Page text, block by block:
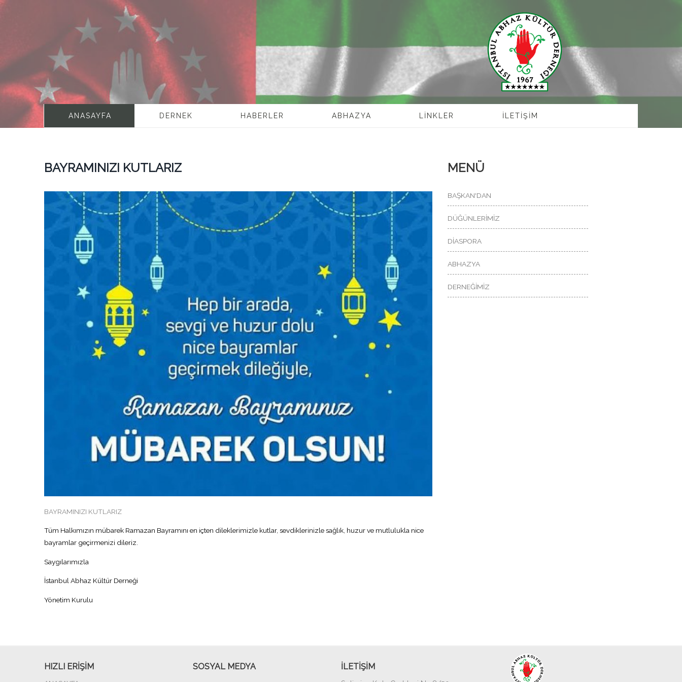
ANASAYFA DERNEK HABERLER ABHAZYA LİNKLER İLETİŞİM
BAYRAMINIZI KUTLARIZ
BAYRAMINIZI KUTLARIZ
Tüm Halkımızın mübarek Ramazan Bayramını en içten dileklerimizle kutlar, sevdiklerinizle sağlık, huzur ve mutlulukla nice
bayramlar geçirmenizi dileriz.
Saygılarımızla
İstanbul Abhaz Kültür Derneği
Yönetim Kurulu
MENÜ
BAŞKAN'DAN
DÜĞÜNLERİMİZ
DİASPORA
ABHAZYA
DERNEĞİMİZ
HIZLI ERİŞİM SOSYAL MEDYA İLETİŞİM